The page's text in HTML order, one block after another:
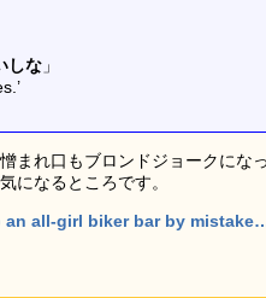
しな 」
まれ口もブロンドジョークにな
になるところです。
all-girl biker bar by